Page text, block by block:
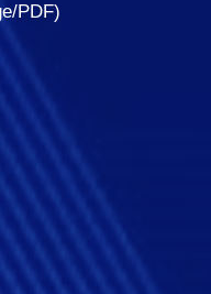
PDF)